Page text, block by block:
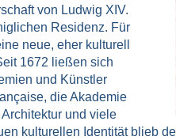
von Ludwig XIV.
Residenz. Für
neue, eher kulturell
1672 ließen sich
und Künstler
die Akademie
und viele
kulturellen Identität blieb